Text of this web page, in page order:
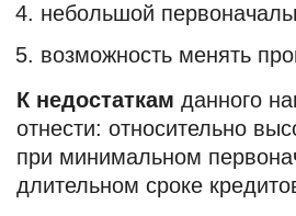
небольшой
возможность менять
К недостаткам данного
отнести: относительно
при минимальном
длительном сроке